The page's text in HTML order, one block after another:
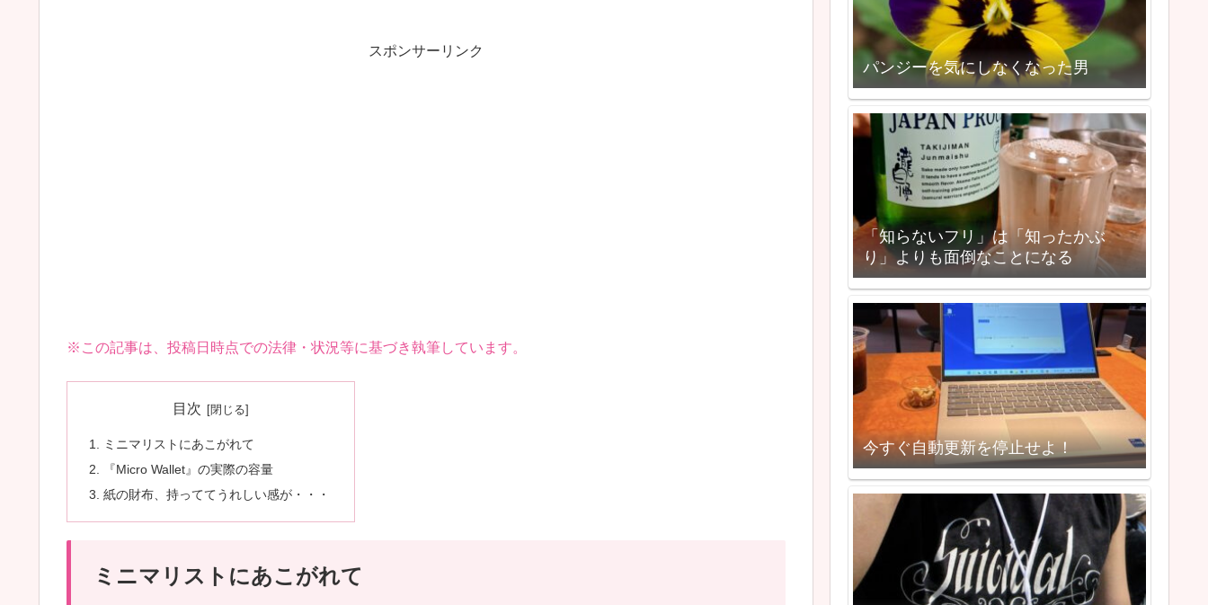
スポンサーリンク
※この記事は、投稿日時点での法律・状況等に基づき執筆しています。
目次
ミニマリストにあこがれて
『Micro Wallet』の実際の容量
紙の財布、持っててうれしい感が・・・
ミニマリストにあこがれて
パンジーを気にしなくなった男
「知らないフリ」は「知ったかぶ
り」よりも面倒なことになる
今すぐ自動更新を停止せよ！